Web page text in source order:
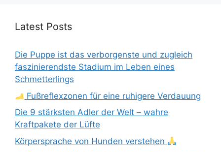
Latest Posts
Die Puppe ist das verborgenste und zugleich
faszinierendste Stadium im Leben eines
Schmetterlings
Fußreflexzonen für eine ruhigere Verdauung
Die 9 stärksten Adler der Welt – wahre
Kraftpakete der Lüfte
Körpersprache von Hunden verstehen